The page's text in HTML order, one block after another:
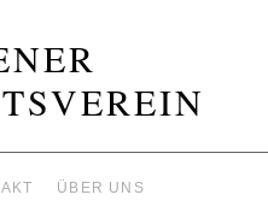
ÜBER UNS